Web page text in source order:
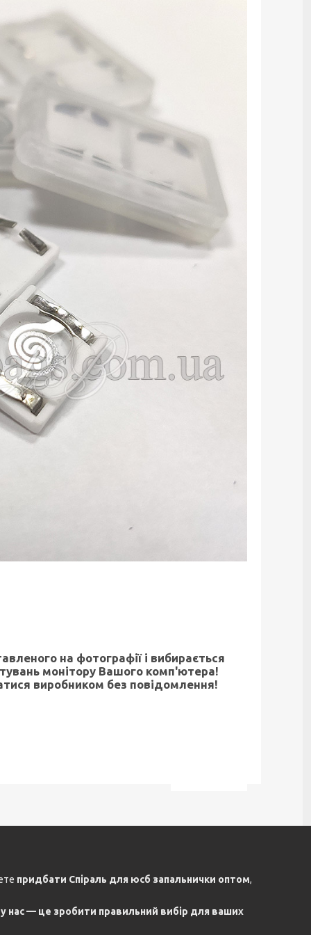
на фотографії і вибирається
монітору Вашого комп'ютера!
виробником без повідомлення!
придбати Спіраль для юсб запальнички оптом,
нас — це зробити правильний вибір для ваших